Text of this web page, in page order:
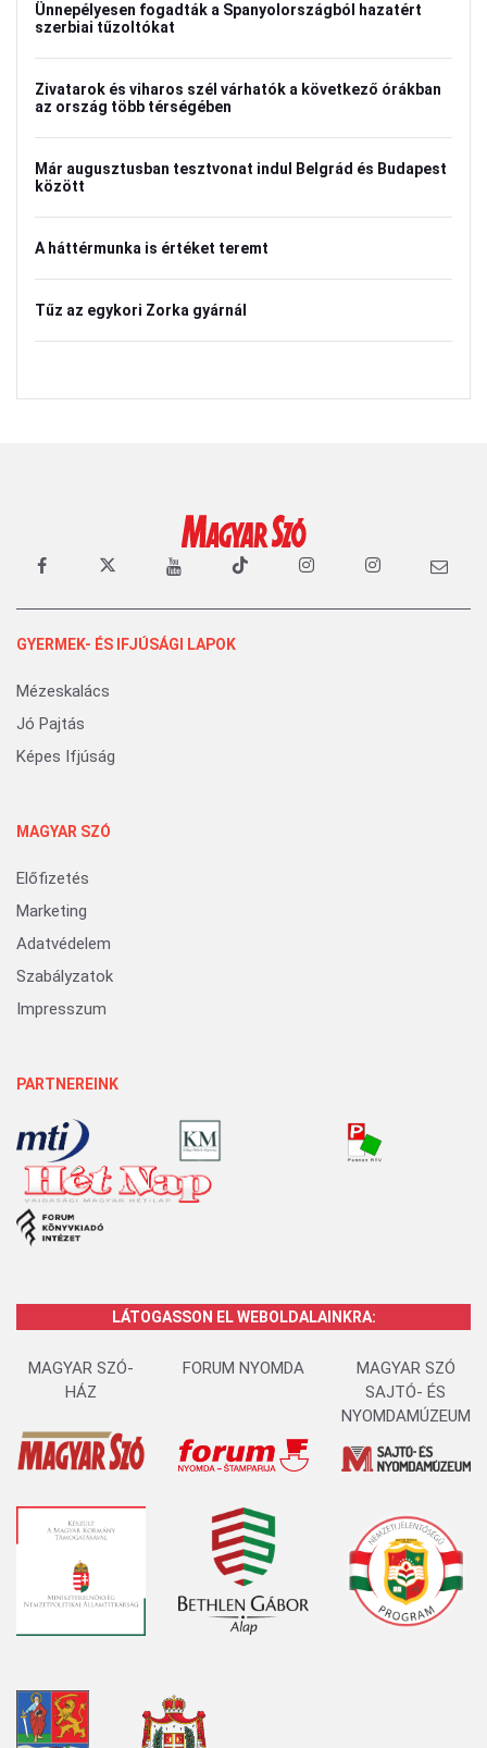
Ünnepélyesen fogadták a Spanyolországból hazatért
szerbiai tűzoltókat
Zivatarok és viharos szél várhatók a következő órákban
az ország több térségében
Már augusztusban tesztvonat indul Belgrád és Budapest
között
A háttérmunka is értéket teremt
Tűz az egykori Zorka gyárnál
GYERMEK- ÉS IFJÚSÁGI LAPOK
Mézeskalács
Jó Pajtás
Képes Ifjúság
MAGYAR SZÓ
Előfizetés
Marketing
Adatvédelem
Szabályzatok
Impresszum
PARTNEREINK
LÁTOGASSON EL WEBOLDALAINKRA:
MAGYAR SZÓ-
HÁZ
FORUM NYOMDA
MAGYAR SZÓ
SAJTÓ- ÉS
NYOMDAMÚZEUM